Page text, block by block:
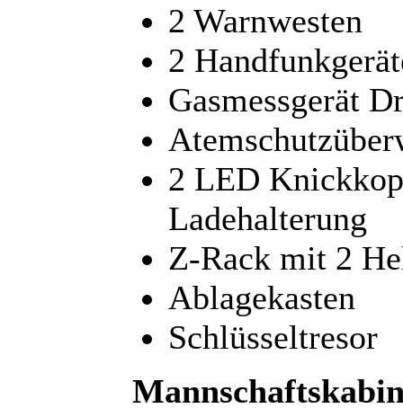
2 Warnwesten
2
Gasmessgerät
2 LED
Ladehalterung
Z-Rack mit 2
Ablagekasten
Schlüsseltresor